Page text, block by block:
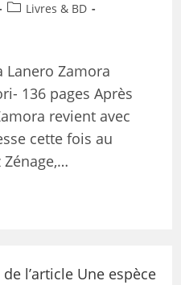
Livres & BD
Lanero Zamora
136 pages Après
revient avec
cette fois au